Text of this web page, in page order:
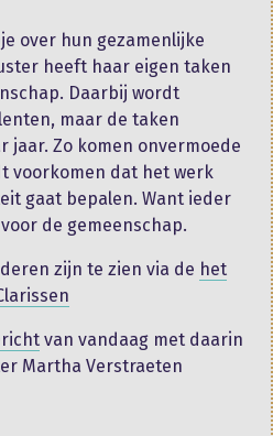
over hun gezamenlijke
heeft haar eigen taken
Daarbij wordt
maar de taken
jaar. Zo komen onvermoede
voorkomen dat het werk
gaat bepalen. Want ieder
de gemeenschap.
zijn te zien via de het
van vandaag met daarin
Martha Verstraeten